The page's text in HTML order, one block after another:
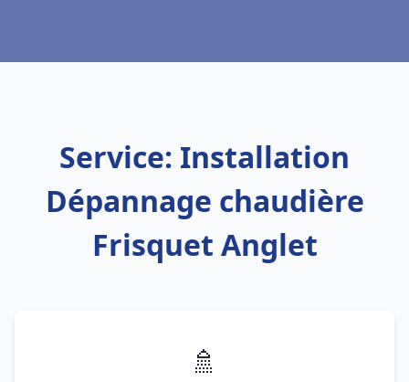
Service: Installation
Dépannage chaudière
Frisquet Anglet
🚿